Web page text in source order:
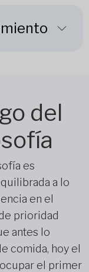
del
es
a lo
en el
prioridad
antes lo
comida, hoy el
el primer